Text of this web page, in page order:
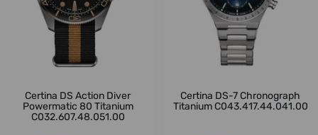
Certina DS Action Diver
Powermatic 80 Titanium
C032.607.48.051.00
Certina DS-7 Chronograph
Titanium C043.417.44.041.00